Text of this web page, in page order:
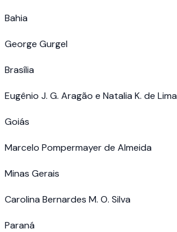
Bahia
George Gurgel
Brasília
Eugênio J. G. Aragão e Natalia K. de Lima
Goiás
Marcelo Pompermayer de Almeida
Minas Gerais
Carolina Bernardes M. O. Silva
Paraná